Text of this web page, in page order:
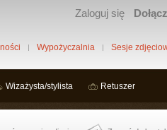
Zaloguj się
Wypożyczalnia Sesje
Wizażysta/stylista Retuszer